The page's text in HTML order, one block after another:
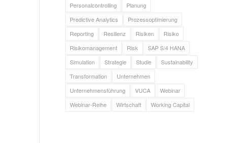
Personalcontrolling
Planung
Predictive Analytics
Prozessoptimierung
Reporting
Resilienz Risiken
Risiko
Risikomanagement
Risk
SAP S/4 HANA
Simulation
Strategie Studie
Sustainability
Transformation
Unternehmen
Unternehmensführung
VUCA
Webinar
Webinar-Reihe
Wirtschaft Working Capital